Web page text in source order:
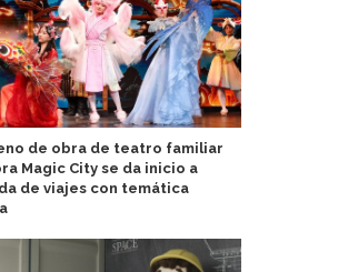
de obra de teatro familiar
Magic City se da inicio a
de viajes con temática